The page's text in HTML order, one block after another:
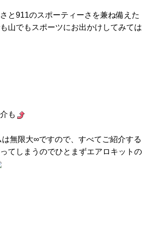
と911のスポーティーさを兼ね備えた
山でもスポーツにお出かけしてみては
も
無限大∞ですので、すべてご紹介する
てしまうのでひとまずエアロキットの